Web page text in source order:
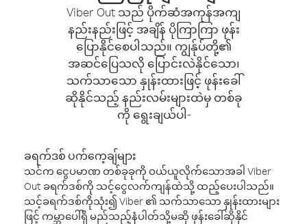
Viber Out သည် ပိုက်ဆံအကုန်အကျ
နည်းနည်းဖြင့် အချိန် ပိုကြာကြာ ဖုန်း
ပြောနိုင်စေပါသည်။ ကျွန်ုပ်တို့၏
အဆင်ပြေသလို ပြောင်းလဲနိုင်သော၊
သက်သာသော နှုန်းထားဖြင့် ဖုန်းခေါ်
ဆိုနိုင်သည့် နည်းလမ်းများထဲမှ တစ်ခု
ကို ရွေးချယ်ပါ-
ခရက်ဒစ် ပက်ကေ့ချ်များ
သင်က ငွေပမာဏ တစ်ခုခုကို ဝယ်ယူလိုက်သောအခါ Viber
Out ခရက်ဒစ်ကို သင့်ငွေလက်ကျန်ထဲသို့ ထည့်ပေးပါသည်။
သင့်ခရက်ဒစ်ကိုသုံး၍ Viber ၏ သက်သာသော နှုန်းထားများ
ဖြင့် ကမ္ဘာပေါ်ရှိ မည်သည့်နံပါတ်သို့မဆို ဖုန်းခေါ်ဆိုနိုင်